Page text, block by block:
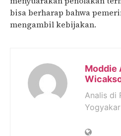
bisa berharap bahwa
mengambil kebijakan.
Moddie
Analis di